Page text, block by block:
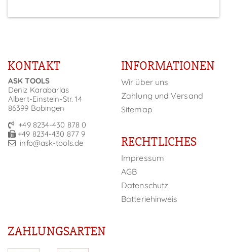
KONTAKT
ASK TOOLS
Deniz Karabarlas
Albert-Einstein-Str. 14
86399 Bobingen
+49 8234-430 878 0
+49 8234-430 877 9
info@ask-tools.de
INFORMATIONEN
Wir über uns
Zahlung und Versand
Sitemap
RECHTLICHES
Impressum
AGB
Datenschutz
Batteriehinweis
ZAHLUNGSARTEN